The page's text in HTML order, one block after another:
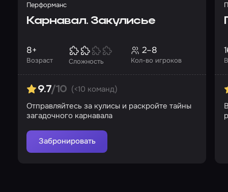
Перформанс
Карнавал. Закулисье
Возраст
8+
Сложность Кол-во игроков
2–8
9.7/10 (<10 команд)
Отправляйтесь за кулисы и раскройте тайны
загадочного карнавала
Забронировать